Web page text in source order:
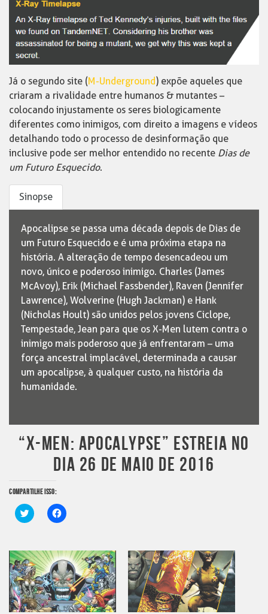
Já o segundo site (M-Underground) expõe aqueles que
criaram a rivalidade entre humanos & mutantes –
colocando injustamente os seres biologicamente
diferentes como inimigos, com direito a imagens e vídeos
detalhando todo o processo de desinformação que
inclusive pode ser melhor entendido no recente Dias de
um Futuro Esquecido.
Sinopse
Apocalipse se passa uma década depois de Dias de
um Futuro Esquecido e é uma próxima etapa na
história. A alteração de tempo desencadeou um
novo, único e poderoso inimigo. Charles (James
McAvoy), Erik (Michael Fassbender), Raven (Jennifer
Lawrence), Wolverine (Hugh Jackman) e Hank
(Nicholas Hoult) são unidos pelos jovens Ciclope,
Tempestade, Jean para que os X-Men lutem contra o
inimigo mais poderoso que já enfrentaram – uma
força ancestral implacável, determinada a causar
um apocalipse, à qualquer custo, na história da
humanidade.
“X-MEN: APOCALYPSE” ESTREIA NO
DIA 26 DE MAIO DE 2016
COMPARTILHE ISSO:
Clique
para
em
nova
janela)
Clique
para
em
nova
janela)